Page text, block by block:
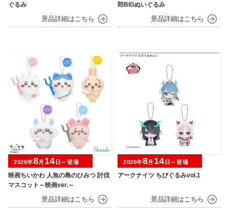
ぐるみ
郎BIGぬいぐるみ
映画ちいかわ 人魚の島のひみつ 討伐
マスコット～映画ver.～
2026年8月 14 日～登場
アークナイツ ちびぐるみvol.1
2026年8月 14 日～登場